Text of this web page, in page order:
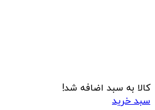
کالا به سبد اضافه شد!
سبد خرید